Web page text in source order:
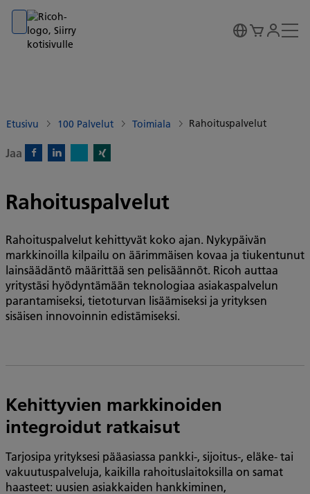
Go to banner
Go to content
Go to footer
Etusivu 100 Palvelut Toimiala Rahoituspalvelut
Jaa
Rahoituspalvelut
Rahoituspalvelut kehittyvät koko ajan. Nykypäivän
markkinoilla kilpailu on äärimmäisen kovaa ja tiukentunut
lainsäädäntö määrittää sen pelisäännöt. Ricoh auttaa
yritystäsi hyödyntämään teknologiaa asiakaspalvelun
parantamiseksi, tietoturvan lisäämiseksi ja yrityksen
sisäisen innovoinnin edistämiseksi.
Kehittyvien markkinoiden
integroidut ratkaisut
Tarjosipa yrityksesi pääasiassa pankki-, sijoitus-, eläke- tai
vakuutuspalveluja, kaikilla rahoituslaitoksilla on samat
haasteet: uusien asiakkaiden hankkiminen,